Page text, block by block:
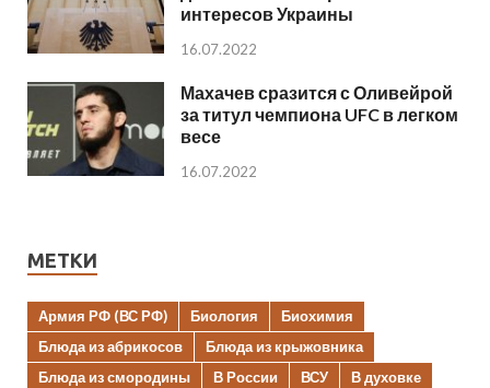
интересов Украины
16.07.2022
Махачев сразится с Оливейрой
за титул чемпиона UFC в легком
весе
16.07.2022
МЕТКИ
Армия РФ (ВС РФ) Биология
Биохимия
Блюда из абрикосов
Блюда из крыжовника
Блюда из смородины
В России ВСУ
В духовке